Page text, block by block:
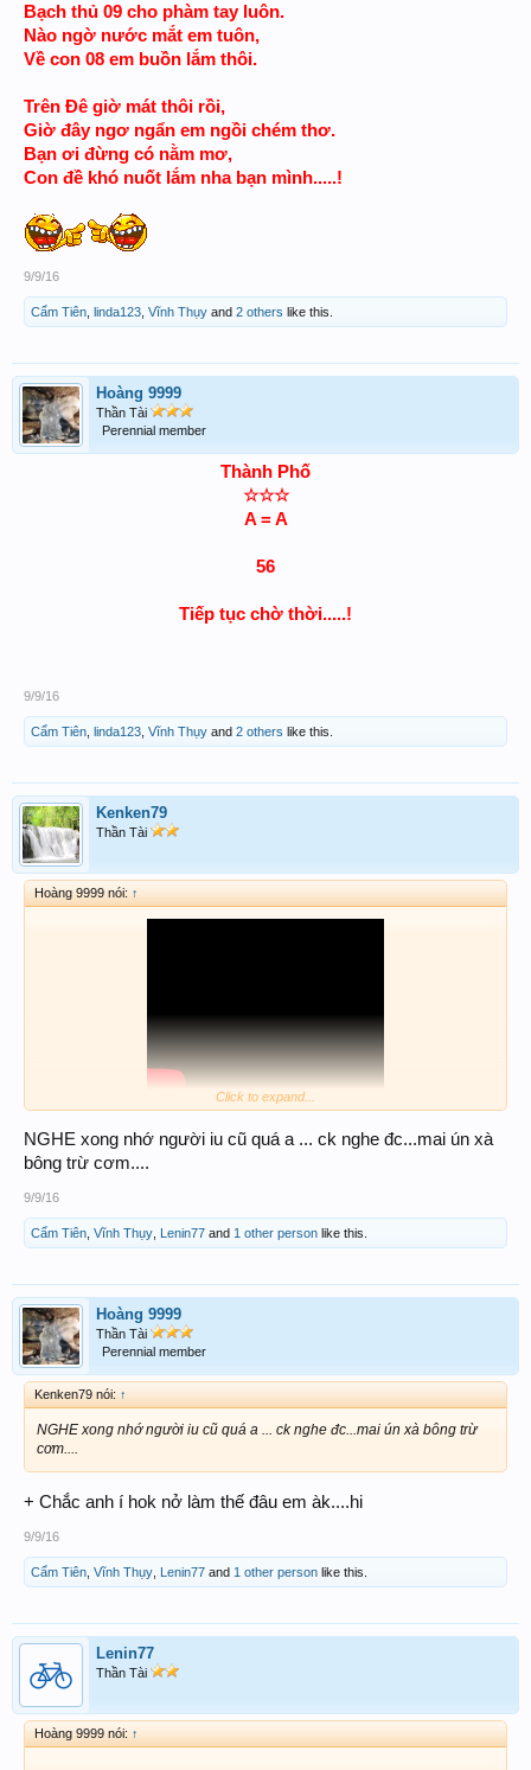
Bạch thủ 09 cho phàm tay luôn.
Nào ngờ nước mắt em tuôn,
Về con 08 em buồn lắm thôi.
Trên Đê giờ mát thôi rồi,
Giờ đây ngơ ngẩn em ngồi chém thơ.
Bạn ơi đừng có nằm mơ,
Con đề khó nuốt lắm nha bạn mình.....!
9/9/16
Cẩm Tiên linda123 Vĩnh Thụy and 2 others like this.
Hoàng 9999
Thần Tài
Perennial member
Thành Phố
☆☆☆
A = A
56
Tiếp tục chờ thời.....!
9/9/16
Cẩm Tiên linda123 Vĩnh Thụy and 2 others like this.
Kenken79
Thần Tài
Hoàng 9999 nói: ↑
Chuyện tình sao lắm trái ngang...!
Click to expand...
NGHE xong nhớ người iu cũ quá a ... ck nghe đc...mai ún xà
bông trừ cơm....
9/9/16
Cẩm Tiên Vĩnh Thụy Lenin77 and 1 other person like this.
Hoàng 9999
Thần Tài
Perennial member
Kenken79 nói: ↑
NGHE xong nhớ người iu cũ quá a ... ck nghe đc...mai ún xà bông trừ
cơm....
+ Chắc anh í hok nở làm thế đâu em àk....hi
9/9/16
Cẩm Tiên Vĩnh Thụy Lenin77 and 1 other person like this.
Lenin77
Thần Tài
Hoàng 9999 nói: ↑